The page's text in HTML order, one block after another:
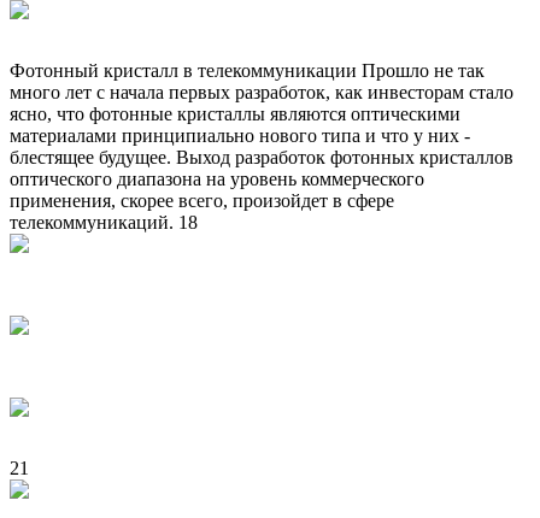
Фотонный кристалл в телекоммуникации Прошло не так
много лет с начала первых разработок, как инвесторам стало
ясно, что фотонные кристаллы являются оптическими
материалами принципиально нового типа и что у них -
блестящее будущее. Выход разработок фотонных кристаллов
оптического диапазона на уровень коммерческого
применения, скорее всего, произойдет в сфере
телекоммуникаций. 18
21